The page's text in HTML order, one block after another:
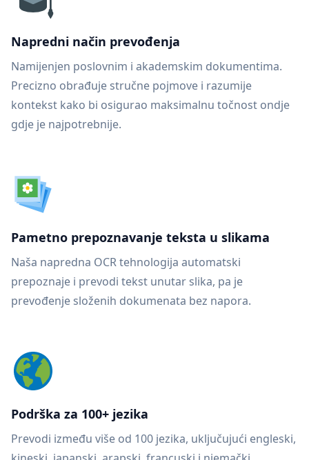
Napredni način prevođenja
Namijenjen poslovnim i akademskim dokumentima.
Precizno obrađuje stručne pojmove i razumije
kontekst kako bi osigurao maksimalnu točnost ondje
gdje je najpotrebnije.
Pametno prepoznavanje teksta u slikama
Naša napredna OCR tehnologija automatski
prepoznaje i prevodi tekst unutar slika, pa je
prevođenje složenih dokumenata bez napora.
Podrška za 100+ jezika
Prevodi između više od 100 jezika, uključujući engleski,